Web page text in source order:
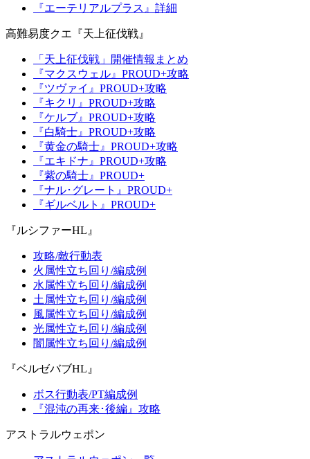
『エーテリアルプラス』詳細
高難易度クエ『天上征伐戦』
「天上征伐戦」開催情報まとめ
『マクスウェル』PROUD+攻略
『ツヴァイ』PROUD+攻略
『キクリ』PROUD+攻略
『ケルブ』PROUD+攻略
『白騎士』PROUD+攻略
『黄金の騎士』PROUD+攻略
『エキドナ』PROUD+攻略
『紫の騎士』PROUD+
『ナル･グレート』PROUD+
『ギルベルト』PROUD+
『ルシファーHL』
攻略/敵行動表
火属性立ち回り/編成例
水属性立ち回り/編成例
土属性立ち回り/編成例
風属性立ち回り/編成例
光属性立ち回り/編成例
闇属性立ち回り/編成例
『ベルゼバブHL』
ボス行動表/PT編成例
『混沌の再来･後編』攻略
アストラルウェポン